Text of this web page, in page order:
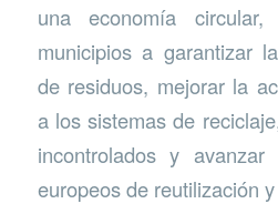
una economía
municipios a garantizar
de residuos, mejorar la
a los sistemas de
incontrolados y
europeos de reutilización